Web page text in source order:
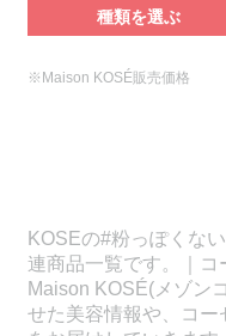
種類を選ぶ
※Maison KOSÉ販売価格
KOSEの#粉っぽくな
連商品一覧です。｜コ
Maison KOSÉ(メゾン
せた美容情報や、コー